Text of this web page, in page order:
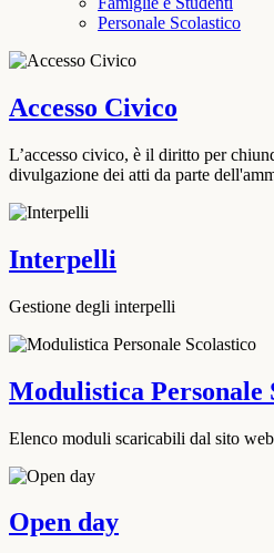
Personale Scolastico
Accesso Civico
L’accesso civico, è il diritto per
divulgazione dei atti da parte
Interpelli
Gestione degli interpelli
Modulistica Personale
Elenco moduli scaricabili dal sito
Open day